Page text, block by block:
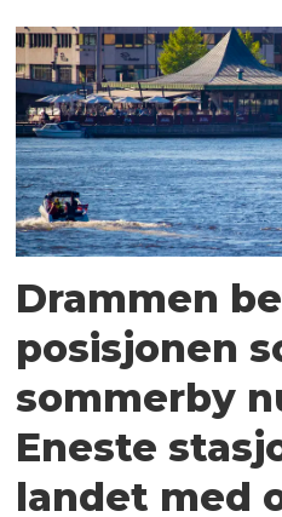
Drammen
posisjonen
sommerby
Eneste
landet med